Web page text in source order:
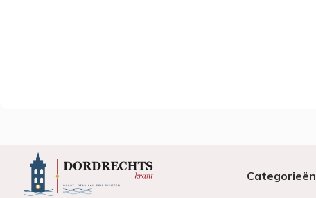
Categorieën